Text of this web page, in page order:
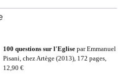
100 questions sur l'Eglise par Emmanuel
Pisani, chez Artège (2013), 172 pages,
12,90 €